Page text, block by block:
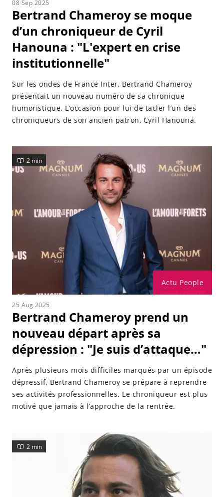
08 Sep 2025
Bertrand Chameroy se moque
d’un chroniqueur de Cyril
Hanouna : "L'expert en crise
institutionnelle"
Sur les ondes de France Inter, Bertrand Chameroy
présentait un nouveau numéro de sa chronique
humoristique. L’occasion pour lui de tacler l’un des
chroniqueurs de son ancien patron, Cyril Hanouna.
Actu People
2 min
25 Aug 2025
Bertrand Chameroy prend un
nouveau départ après sa
dépression : "Je suis d’attaque…"
Après plusieurs mois difficiles marqués par un épisode
dépressif, Bertrand Chameroy se prépare à reprendre
ses activités professionnelles. Le chroniqueur est plus
motivé que jamais à l’approche de la rentrée.
2 min